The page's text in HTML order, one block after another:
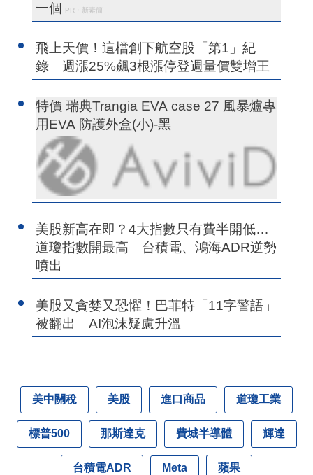
一個
PR・新素簡
飛上天價！這檔創下航空股「第1」紀
錄 週漲25%飆3根漲停登週量價雙增王
特價 瑞典Trangia EVA case 27 風暴爐專
用EVA 防護外盒(小)-黑
美股新高在即？4大指數只有費半開低…
道瓊指數開最高 台積電、鴻海ADR逆勢
噴出
美股又貪婪又恐懼！巴菲特「11字警語」
被翻出 AI泡沫疑慮升溫
美中關稅 美股 進口商品 道瓊工業
標普500 那斯達克 費城半導體 輝達
台積電ADR Meta 蘋果